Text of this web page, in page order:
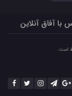
با آفاق آنلاین
است.